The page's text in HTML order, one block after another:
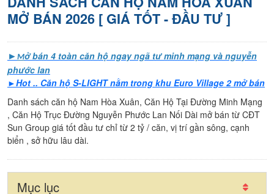
chủ
MỞ BÁN 2026 [ GIÁ TỐT - ĐẦU TƯ ]
► Mở bán 4 toàn căn hộ ngay ngã tư minh mạng và nguyễn
phước lan
►Hot .. Căn hộ S-LIGHT nằm trong khu Euro Village 2 mở bán
Danh sách căn hộ Nam Hòa Xuân, Căn Hộ Tại Đường Minh Mạng
, Căn Hộ Trục Đường Nguyễn Phước Lan Nối Dài mở bán từ CĐT
Sun Group giá tốt đầu tư chỉ từ 2 tỷ / căn, vị trí gần sông, cạnh
biển , sở hữu lâu dài.
Mục lục